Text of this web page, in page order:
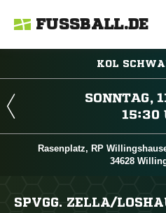
FUSSBALL.DE
KOL


Rasenplatz, RP
34628
SPVGG. ZELLA/​